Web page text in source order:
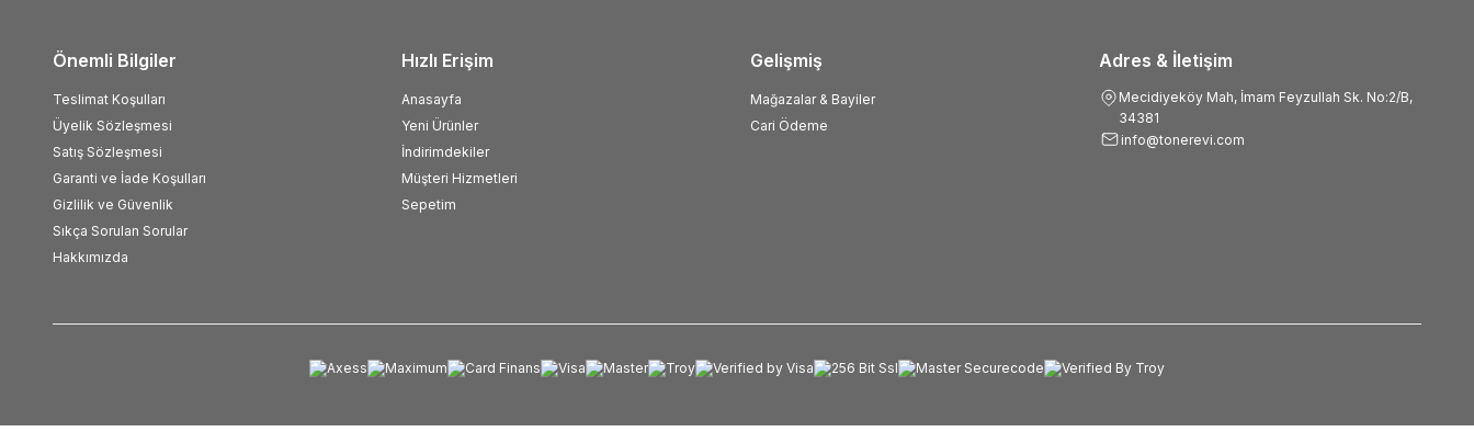
Adres & İletişim
Mecidiyeköy Mah, İmam Feyzullah Sk. No:2/B,
34381
info@tonerevi.com
Önemli Bilgiler
Teslimat Koşulları
Üyelik Sözleşmesi
Satış Sözleşmesi
Garanti ve İade Koşulları
Gizlilik ve Güvenlik
Sıkça Sorulan Sorular
Hakkımızda
Hızlı Erişim
Anasayfa
Yeni Ürünler
İndirimdekiler
Müşteri Hizmetleri
Sepetim
Gelişmiş
Mağazalar & Bayiler
Cari Ödeme